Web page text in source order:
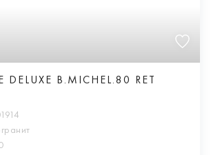
DELUXE B.MICHEL.80 RET